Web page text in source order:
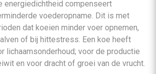
energiedichtheid compenseert
voederopname. Dit is met
dat koeien minder voer opnemen,
of bij hittestress. Een koe heeft
lichaamsonderhoud; voor de productie
en voor dracht of groei van de vrucht.